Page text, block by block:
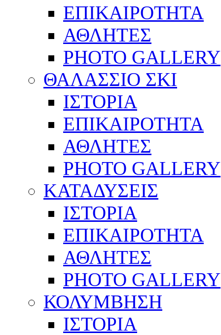
ΕΠΙΚΑΙΡΟΤΗΤΑ
ΑΘΛΗΤΕΣ
PHOTO GALLERY
ΘΑΛΑΣΣΙΟ ΣΚΙ
ΙΣΤΟΡΙΑ
ΕΠΙΚΑΙΡΟΤΗΤΑ
ΑΘΛΗΤΕΣ
PHOTO GALLERY
ΚΑΤΑΔΥΣΕΙΣ
ΙΣΤΟΡΙΑ
ΕΠΙΚΑΙΡΟΤΗΤΑ
ΑΘΛΗΤΕΣ
PHOTO GALLERY
ΚΟΛΥΜΒΗΣΗ
ΙΣΤΟΡΙΑ